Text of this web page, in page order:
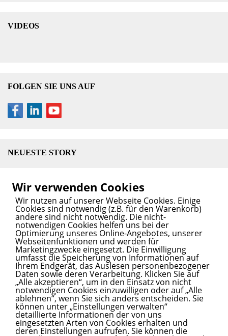
VIDEOS
FOLGEN SIE UNS AUF
NEUESTE STORY
klimafeste und nachhaltige Landwirtschaft
2025
SPANNENDE STORY? INNOVATIVER SERVICE?
Wir bringen Ihren Content auf den Blog.
KontaktierenSie uns.
INITIATOREN UND PARTNER
Wir verwenden Cookies
Wir nutzen auf unserer Webseite Cookies. Einige
Cookies sind notwendig (z.B. für den Warenkorb)
andere sind nicht notwendig. Die nicht-
notwendigen Cookies helfen uns bei der
Optimierung unseres Online-Angebotes, unserer
Webseitenfunktionen und werden für
Marketingzwecke eingesetzt. Die Einwilligung
umfasst die Speicherung von Informationen auf
Ihrem Endgerät, das Auslesen personenbezogener
Daten sowie deren Verarbeitung. Klicken Sie auf
„Alle akzeptieren“, um in den Einsatz von nicht
notwendigen Cookies einzuwilligen oder auf „Alle
ablehnen“, wenn Sie sich anders entscheiden. Sie
können unter „Einstellungen verwalten“
detaillierte Informationen der von uns
eingesetzten Arten von Cookies erhalten und
deren Einstellungen aufrufen. Sie können die